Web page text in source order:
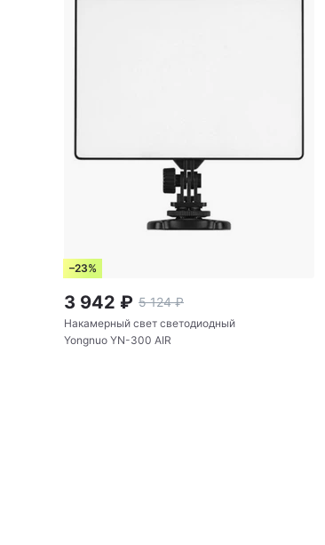
–23%
3 942 ₽ 5 124 ₽
Накамерный свет светодиодный
Yongnuo YN-300 AIR